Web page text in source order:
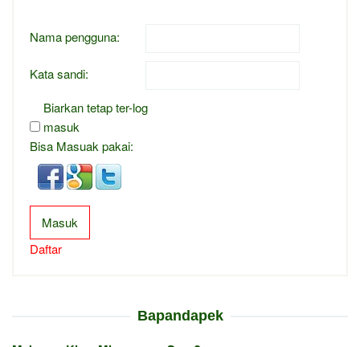
Nama pengguna:
Kata sandi:
Biarkan tetap ter-log
masuk
Bisa Masuak pakai:
Masuk
Daftar
Bapandapek